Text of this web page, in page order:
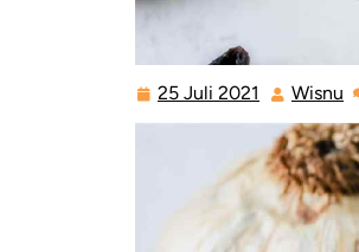
25 Juli 2021 Wisnu